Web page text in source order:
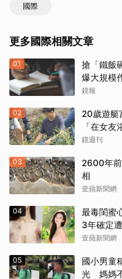
國際
更多國際相關文章
01
搶「鐵飯
爆大規模
鏡報
02
20歲遊
「在女
鏡週刊
03
2600年
相
壹蘋新聞網
04
最毒閨蜜
3年確定
壹蘋新聞網
05
國小男童
光 媽媽